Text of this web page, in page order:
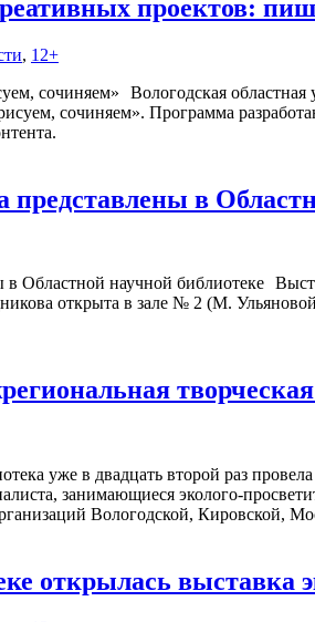
проектов:
, 12+
Вологодская
сочиняем». Программа
в
открыта в зале № 2 (М.
уже в двадцать второй раз
занимающиеся эколого-
Вологодской, Кировской,
открылась выставка